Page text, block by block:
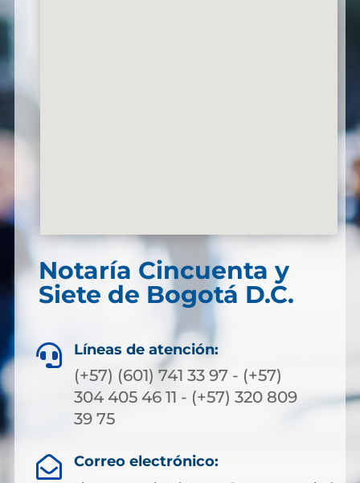
Notaría Cincuenta y
Siete de Bogotá D.C.
 Líneas de atención:
(+57) (601) 741 33 97 - (+57)
304 405 46 11 - (+57) 320 809
39 75
 Correo electrónico: